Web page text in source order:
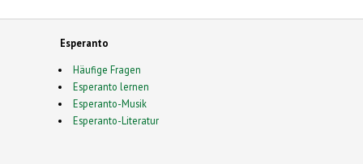
Esperanto
Häufige Fragen
Esperanto lernen
Esperanto-Musik
Esperanto-Literatur